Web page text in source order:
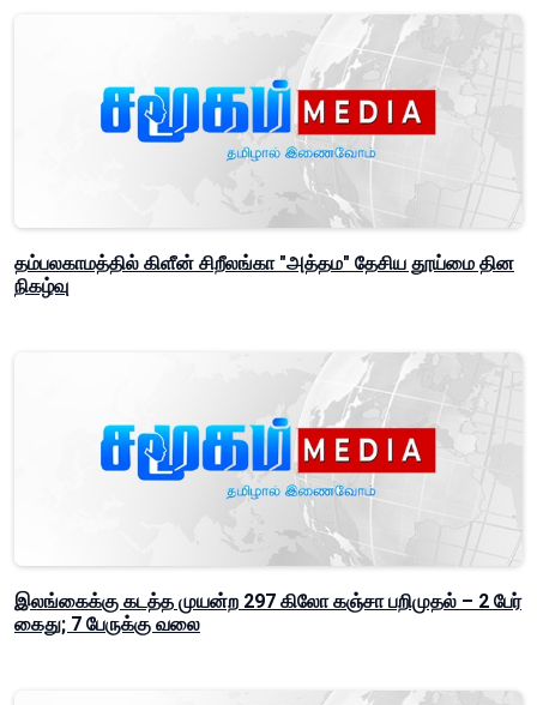
தம்பலகாமத்தில் கிளீன் சிறீலங்கா "அத்தம" தேசிய தூய்மை தின
நிகழ்வு
இலங்கைக்கு கடத்த முயன்ற 297 கிலோ கஞ்சா பறிமுதல் – 2 பேர்
கைது; 7 பேருக்கு வலை